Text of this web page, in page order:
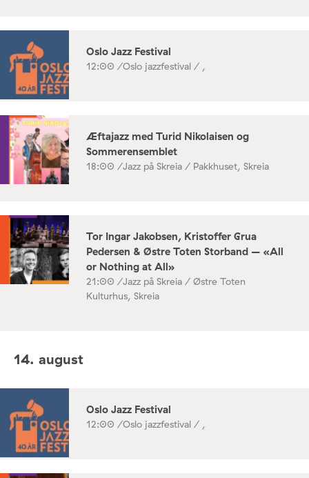
Oslo Jazz Festival
12:00 /Oslo jazzfestival / ,
Æftajazz med Turid Nikolaisen og
Sommerensemblet
18:00 /Jazz på Skreia / Pakkhuset, Skreia
Tor Ingar Jakobsen, Kristoffer Grua
Pedersen & Østre Toten Storband – «All
or Nothing at All»
21:00 /Jazz på Skreia / Østre Toten
Kulturhus, Skreia
14. august
Oslo Jazz Festival
12:00 /Oslo jazzfestival / ,